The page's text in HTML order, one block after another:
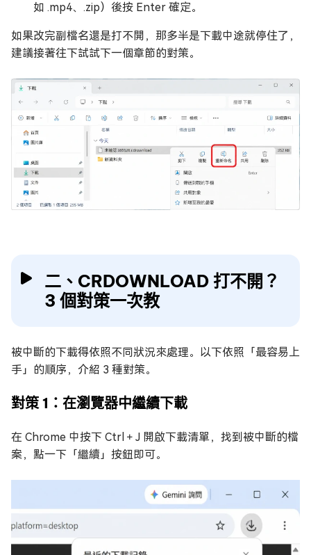
如 .mp4、.zip）後按 Enter 確定。
如果改完副檔名還是打不開，那多半是下載中途就停住了，
建議接著往下試試下一個章節的對策。
二、CRDOWNLOAD 打不開？
3 個對策一次教
被中斷的下載得依照不同狀況來處理。以下依照「最容易上
手」的順序，介紹 3 種對策。
對策 1：在瀏覽器中繼續下載
在 Chrome 中按下 Ctrl＋J 開啟下載清單，找到被中斷的檔
案，點一下「繼續」按鈕即可。